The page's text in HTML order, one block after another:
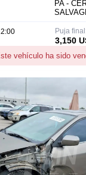
PA -
vehículo ha sido
Puja
3,150